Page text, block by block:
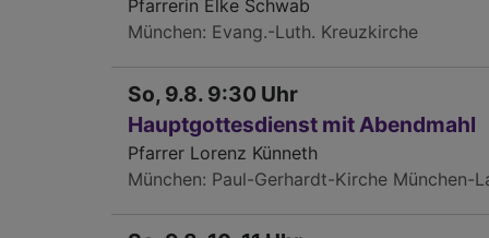
Pfarrerin Elke Schwab
München Evang.-Luth. Kreuzkirche
So, 9.8. 9:30 Uhr
Hauptgottesdienst mit Abendmahl
Pfarrer Lorenz Künneth
München Paul-Gerhardt-Kirche München-